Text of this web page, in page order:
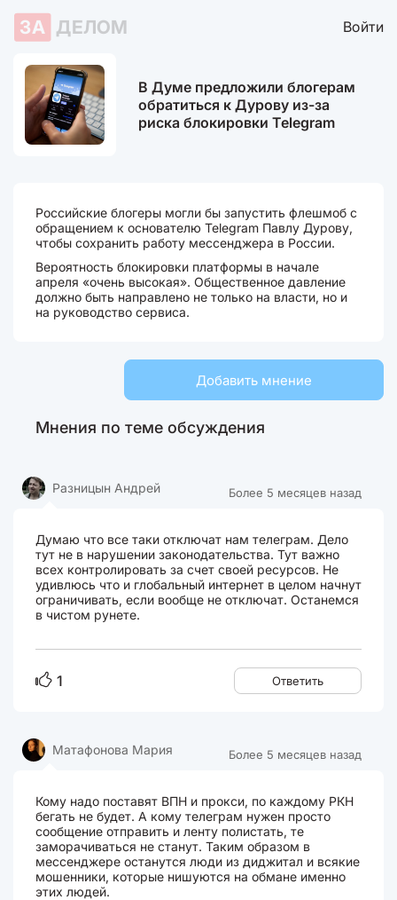
ЗА ДЕЛОМ Войти
В Думе предложили блогерам
обратиться к Дурову из-за
риска блокировки Telegram
Российские блогеры могли бы запустить флешмоб с
обращением к основателю Telegram Павлу Дурову,
чтобы сохранить работу мессенджера в России.
Вероятность блокировки платформы в начале
апреля «очень высокая». Общественное давление
должно быть направлено не только на власти, но и
на руководство сервиса.
Добавить мнение
Мнения по теме обсуждения
Более 5 месяцев назад
Разницын Андрей
Думаю что все таки отключат нам телеграм. Дело
тут не в нарушении законодательства. Тут важно
всех контролировать за счет своей ресурсов. Не
удивлюсь что и глобальный интернет в целом начнут
ограничивать, если вообще не отключат. Останемся
в чистом рунете.
1 Ответить
Более 5 месяцев назад
Матафонова Мария
Кому надо поставят ВПН и прокси, по каждому РКН
бегать не будет. А кому телеграм нужен просто
сообщение отправить и ленту полистать, те
заморачиваться не станут. Таким образом в
мессенджере останутся люди из диджитал и всякие
мошенники, которые нишуются на обмане именно
этих людей.